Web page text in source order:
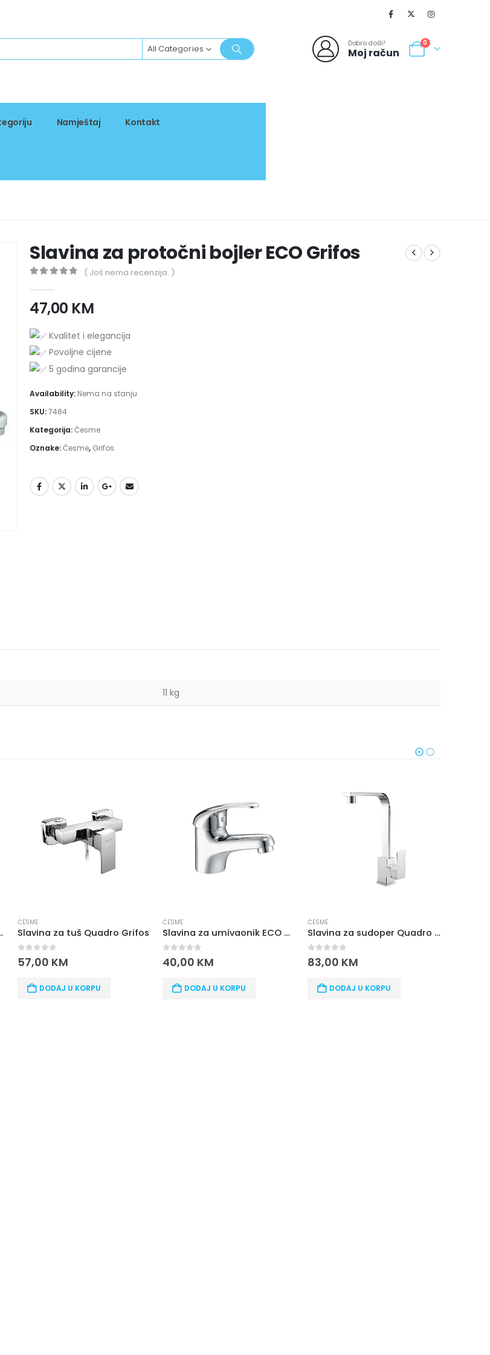
All Categories Dobro došli!
Moj račun
0
Namještaj Kontakt
Slavina za protočni bojler ECO Grifos
( Još nema recenzija. )
47,00 KM
Kvalitet i elegancija
Povoljne cijene
5 godina garancije
Availability: Nema na stanju
SKU:7484
Kategorija:Česme
Oznake:Česme, Grifos
11 kg
Grifos usadna
ČESME
Slavina za tuš Quadro Grifos
0out of 5
57,00 KM
DODAJ U KORPU
ČESME
Slavina za umivaonik ECO Grifos
out of 5
40,00 KM
DODAJ U KORPU
ČESME
Slavina za sudoper Quadro Grifos
0 out of 5
83,00 KM
DODAJ U KORPU